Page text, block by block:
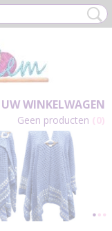
UW WINKELWAGEN
Geen producten (0)